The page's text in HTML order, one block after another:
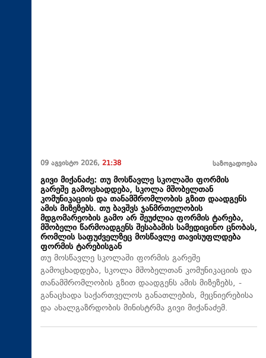
09 აგვისტო 2026, 21:38 საზოგადოება
გივი მიქანაძე: თუ მოსწავლე სკოლაში ფორმის
გარეშე გამოცხადდება, სკოლა მშობელთან
კომუნიკაციის და თანამშრომლობის გზით დაადგენს
ამის მიზეზებს. თუ ბავშვს ჯანმრთელობის
მდგომარეობის გამო არ შეუძლია ფორმის ტარება,
მშობელი წარმოადგენს შესაბამის სამედიცინო ცნობას,
რომლის საფუძველზეც მოსწავლე თავისუფლდება
ფორმის ტარებისგან
თუ მოსწავლე სკოლაში ფორმის გარეშე
გამოცხადდება, სკოლა მშობელთან კომუნიკაციის და
თანამშრომლობის გზით დაადგენს ამის მიზეზებს, -
განაცხადა საქართველოს განათლების, მეცნიერებისა
და ახალგაზრდობის მინისტრმა გივი მიქანაძემ.